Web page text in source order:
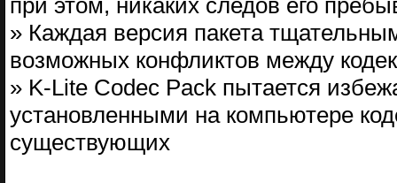
при этом, никаких следов его
» Каждая версия пакета
возможных конфликтов между
» K-Lite Codec Pack пытается
установленными на компьютере
существующих